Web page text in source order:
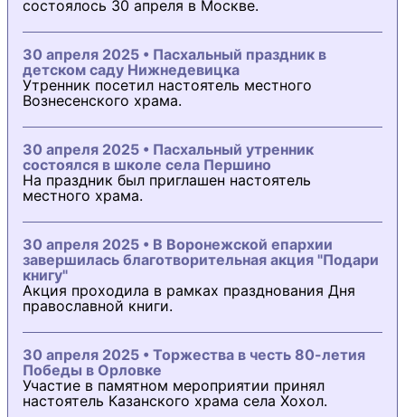
состоялось 30 апреля в Москве.
30 апреля 2025 • Пасхальный праздник в
детском саду Нижнедевицка
Утренник посетил настоятель местного
Вознесенского храма.
30 апреля 2025 • Пасхальный утренник
состоялся в школе села Першино
На праздник был приглашен настоятель
местного храма.
30 апреля 2025 • В Воронежской епархии
завершилась благотворительная акция "Подари
книгу"
Акция проходила в рамках празднования Дня
православной книги.
30 апреля 2025 • Торжества в честь 80-летия
Победы в Орловке
Участие в памятном мероприятии принял
настоятель Казанского храма села Хохол.